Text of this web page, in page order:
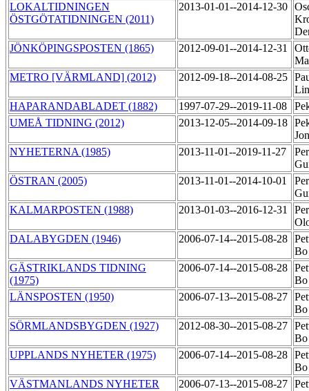
LOKALTIDNINGEN
ÖSTGÖTATIDNINGEN (2011)
2013-01-01--2014-12-30
JÖNKÖPINGSPOSTEN (1865)
2012-09-01--2014-12-31
METRO [VÄRMLAND] (2012)
2012-09-18--2014-08-25
HAPARANDABLADET (1882)
1997-07-29--2019-11-08
UMEÅ TIDNING (2012)
2013-12-05--2014-09-18
NYHETERNA (1985)
2013-11-01--2019-11-27
ÖSTRAN (2005)
2013-11-01--2014-10-01
KALMARPOSTEN (1988)
2013-01-03--2016-12-31
DALABYGDEN (1946)
2006-07-14--2015-08-28
GÄSTRIKLANDS TIDNING
(1975)
2006-07-14--2015-08-28
LÄNSPOSTEN (1950)
2006-07-13--2015-08-27
SÖRMLANDSBYGDEN (1927)
2012-08-30--2015-08-27
UPPLANDS NYHETER (1975)
2006-07-14--2015-08-28
VÄSTMANLANDS NYHETER
2006-07-13--2015-08-27